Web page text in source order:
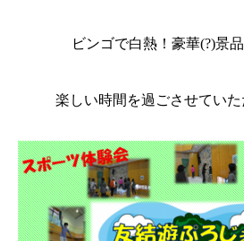
ビンゴで白熱！豪華(?)景
楽しい時間を過ごさせていた